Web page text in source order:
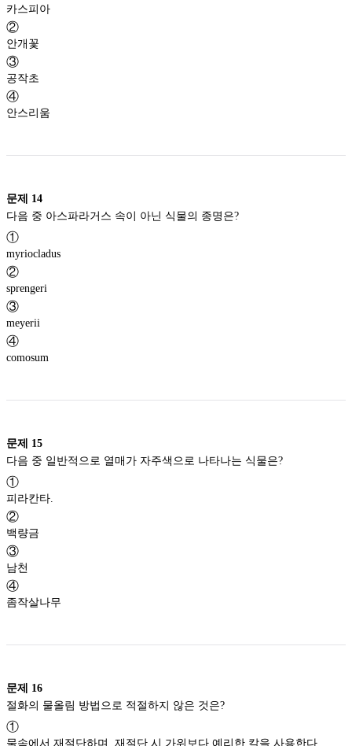
카스피아
②
안개꽃
③
공작초
④
안스리움
문제 14
①
myriocladus
②
sprengeri
③
meyerii
④
comosum
문제 15
①
피라칸타.
②
백량금
③
남천
④
좀작살나무
문제 16
①
물속에서 재절단하며, 재절단 시 가위보다 예리한 칼을 사용한다.